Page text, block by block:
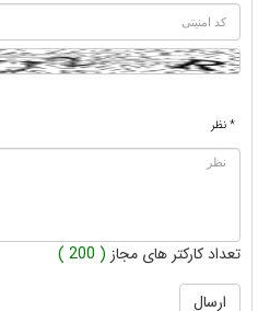
* نظر
تعداد کارکتر های مجاز ( 200 )